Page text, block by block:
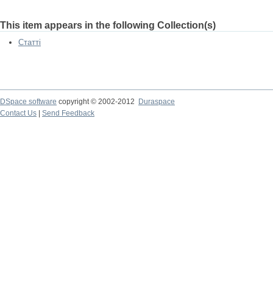
This item appears in the following Collection(s)
Статті
DSpace software copyright © 2002-2012
Duraspace
Contact Us
Send Feedback